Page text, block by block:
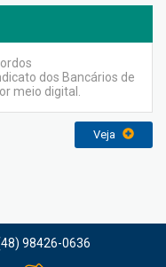
dos Bancários de
meio digital.
Veja
98426-0636